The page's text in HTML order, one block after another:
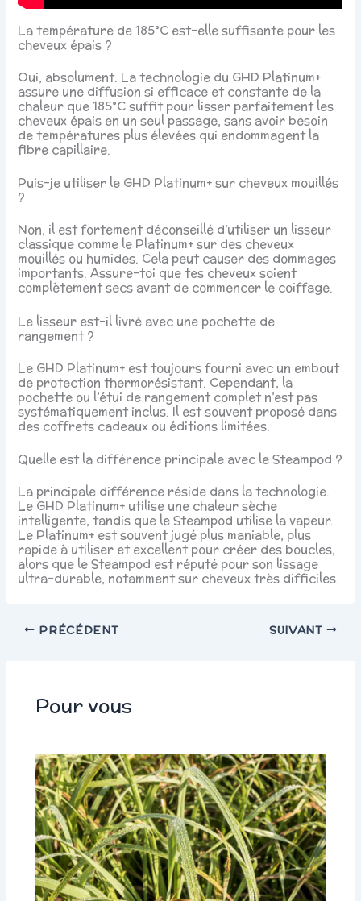
La température de 185°C est-elle suffisante pour les
cheveux épais ?
Oui, absolument. La technologie du GHD Platinum+
assure une diffusion si efficace et constante de la
chaleur que 185°C suffit pour lisser parfaitement les
cheveux épais en un seul passage, sans avoir besoin
de températures plus élevées qui endommagent la
fibre capillaire.
Puis-je utiliser le GHD Platinum+ sur cheveux mouillés
?
Non, il est fortement déconseillé d’utiliser un lisseur
classique comme le Platinum+ sur des cheveux
mouillés ou humides. Cela peut causer des dommages
importants. Assure-toi que tes cheveux soient
complètement secs avant de commencer le coiffage.
Le lisseur est-il livré avec une pochette de
rangement ?
Le GHD Platinum+ est toujours fourni avec un embout
de protection thermorésistant. Cependant, la
pochette ou l’étui de rangement complet n’est pas
systématiquement inclus. Il est souvent proposé dans
des coffrets cadeaux ou éditions limitées.
Quelle est la différence principale avec le Steampod ?
La principale différence réside dans la technologie.
Le GHD Platinum+ utilise une chaleur sèche
intelligente, tandis que le Steampod utilise la vapeur.
Le Platinum+ est souvent jugé plus maniable, plus
rapide à utiliser et excellent pour créer des boucles,
alors que le Steampod est réputé pour son lissage
ultra-durable, notamment sur cheveux très difficiles.
PRÉCÉDENT SUIVANT
Pour vous